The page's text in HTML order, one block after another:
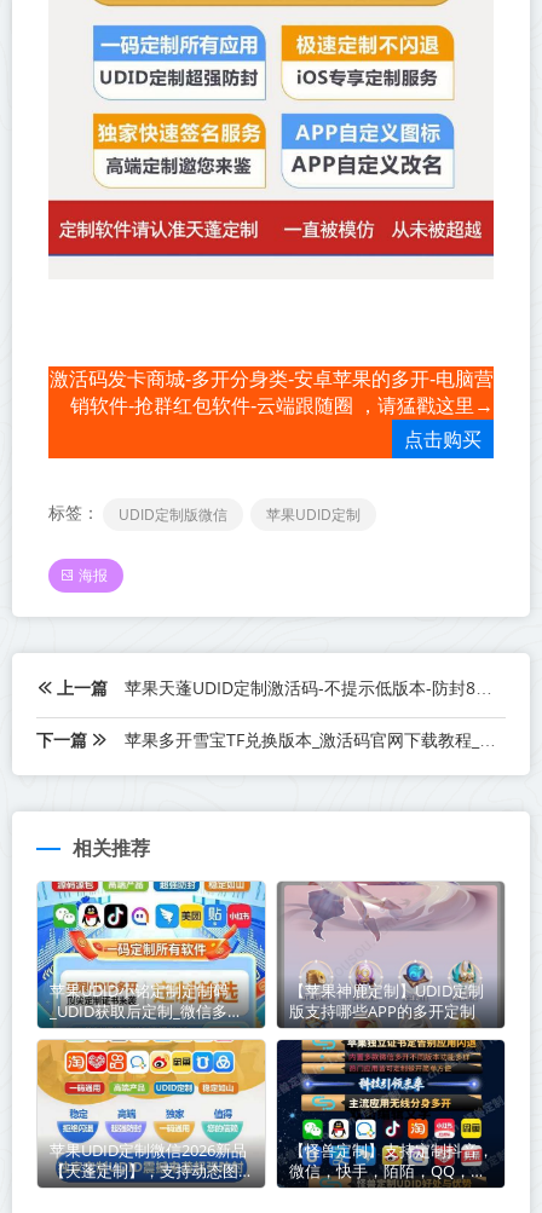
激活码发卡商城-多开分身类-安卓苹果的多开-电脑营
销软件-抢群红包软件-云端跟随圈 ，请猛戳这里→
点击购买
标签： UDID定制版微信 苹果UDID定制
海报
上一篇 苹果天蓬UDID定制激活码-不提示低版本-防封8开版本
下一篇 苹果多开雪宝TF兑换版本_激活码官网下载教程_可以发本地大视频
相关推荐
苹果UDID小铭定制定制码
_UDID获取后定制_微信多开
定制版
【苹果神鹿定制】UDID定制
版支持哪些APP的多开定制
苹果UDID定制微信2026新品
【天蓬定制】，支持动态图发
布-支持分身其他app
【怪兽定制】支持定制抖音，
微信，快手，陌陌，QQ，企
业微信，是真的么